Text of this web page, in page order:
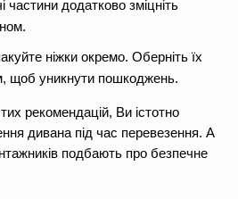
частини додатково зміцніть
ніжки окремо. Оберніть їх
щоб уникнути пошкоджень.
рекомендацій, Ви істотно
дивана під час перевезення. А
подбають про безпечне